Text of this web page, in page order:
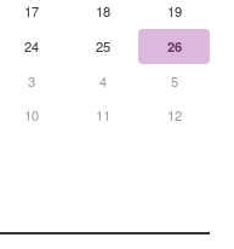
17 18
19
24 25
26
3 4
5
10 11 12